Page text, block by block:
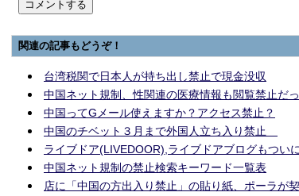
関連の記事もどうぞ！
台湾税関で日本人が持ち出し禁止で現金没収
中国ネット規制、性関連の医療情報も閲覧禁止だ
中国ってGメール使えますか？アクセス禁止？
中国のチベット３月まで外国人立ち入り禁止
ライブドア(LIVEDOOR),ライブドアブログもつい
中国ネット規制の禁止検索キーワード一覧表
店に「中国の方出入り禁止」の貼り紙、ポーラが